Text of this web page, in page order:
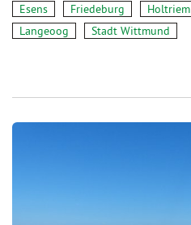
Esens Friedeburg Holtriem
Langeoog
Stadt Wittmund